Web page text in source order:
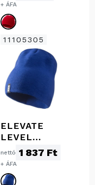
+ ÁFA
11105305
ELEVATE
LEVEL
BEANIE
SAPKA,
KÖZÉPKÉK
nettó 1 837 Ft
+ ÁFA